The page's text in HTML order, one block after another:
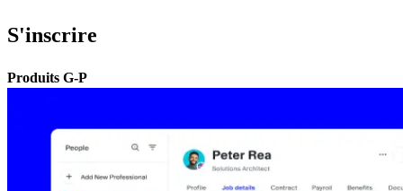
S'inscrire​​
Produits G-P​​